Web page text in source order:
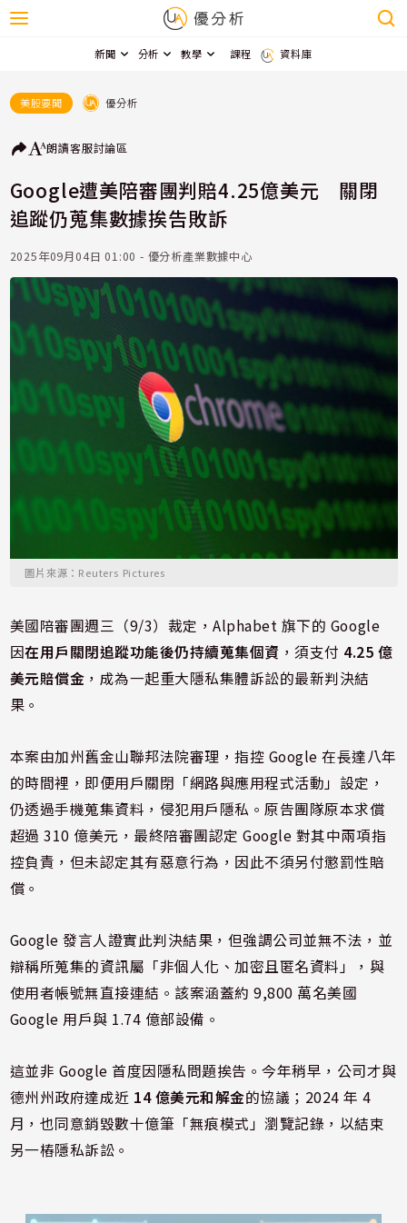
新聞 分析 教學 課程 資料庫
美股要聞 優分析
朗讀客服討論區
Google遭美陪審團判賠4.25億美元 關閉
追蹤仍蒐集數據挨告敗訴
2025年09月04日 01:00 - 優分析產業數據中心
圖片來源：Reuters Pictures
美國陪審團週三（9/3）裁定，Alphabet 旗下的 Google
因在用戶關閉追蹤功能後仍持續蒐集個資 ，須支付 4.25 億
美元賠償金 ，成為一起重大隱私集體訴訟的最新判決結
果。
本案由加州舊金山聯邦法院審理，指控 Google 在長達八年
的時間裡，即便用戶關閉「網路與應用程式活動」設定，
仍透過手機蒐集資料，侵犯用戶隱私。原告團隊原本求償
超過 310 億美元，最終陪審團認定 Google 對其中兩項指
控負責，但未認定其有惡意行為，因此不須另付懲罰性賠
償。
Google 發言人證實此判決結果，但強調公司並無不法，並
辯稱所蒐集的資訊屬「非個人化、加密且匿名資料」，與
使用者帳號無直接連結。該案涵蓋約 9,800 萬名美國
Google 用戶與 1.74 億部設備。
這並非 Google 首度因隱私問題挨告。今年稍早，公司才與
德州州政府達成近 14 億美元和解金的協議；2024 年 4
月，也同意銷毀數十億筆「無痕模式」瀏覽記錄，以結束
另一樁隱私訴訟。